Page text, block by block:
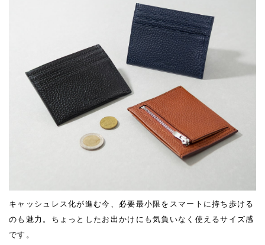
キャッシュレス化が進む今、必要最小限をスマートに持ち歩ける
のも魅力。ちょっとしたお出かけにも気負いなく使えるサイズ感
です。